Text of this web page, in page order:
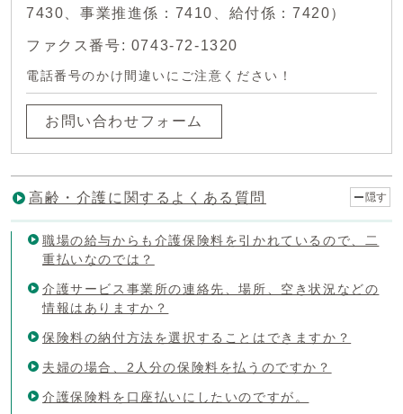
7430、事業推進係：7410、給付係：7420）
ファクス番号: 0743-72-1320
電話番号のかけ間違いにご注意ください！
お問い合わせフォーム
高齢・介護に関するよくある質問 隠す
職場の給与からも介護保険料を引かれているので、二
重払いなのでは？
介護サービス事業所の連絡先、場所、空き状況などの
情報はありますか？
保険料の納付方法を選択することはできますか？
夫婦の場合、2人分の保険料を払うのですか？
介護保険料を口座払いにしたいのですが。